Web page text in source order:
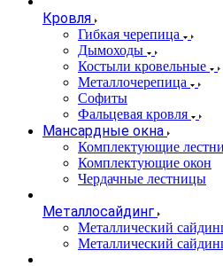
Кровля
Гибкая черепица
Дымоходы
Костыли кровельные
Металлочерепица
Софиты
Фальцевая кровля
Мансардные окна
Комплектующие
Комплектующие окон
Чердачные лестницы
Металлосайдинг
Металлический
Металлический